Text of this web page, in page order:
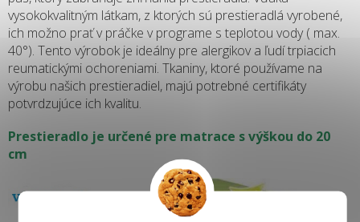
vysokokvalitným látkam, z ktorých sú prestieradlá vyrobené,
ich možno prať v práčke v programe s teplotou vody ( max.
40°). Tento výrobok je ideálny pre alergikov a ľudí trpiacich
reumatickými ochoreniami. Tkaniny, ktoré používame na
výrobu našich prestieradiel, majú potrebné certifikáty
potvrdzujúce ich kvalitu.
Prestieradlo je určené pre matrace s výškou do 20
cm